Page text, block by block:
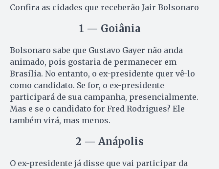
Confira as cidades que receberão Jair Bolsonaro
1 — Goiânia
Bolsonaro sabe que Gustavo Gayer não anda
animado, pois gostaria de permanecer em
Brasília. No entanto, o ex-presidente quer vê-lo
como candidato. Se for, o ex-presidente
participará de sua campanha, presencialmente.
Mas e se o candidato for Fred Rodrigues? Ele
também virá, mas menos.
2 — Anápolis
O ex-presidente já disse que vai participar da